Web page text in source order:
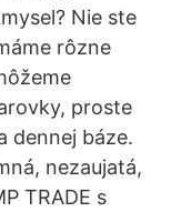
Nie ste
rôzne
proste
dennej báze.
nezaujatá,
TRADE s